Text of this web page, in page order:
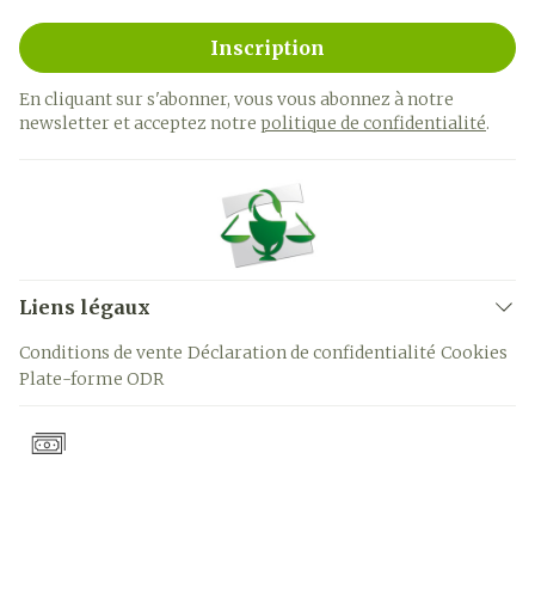
Inscription
En cliquant sur s'abonner, vous vous abonnez à notre
newsletter et acceptez notre politique de confidentialité.
Liens légaux
Conditions de vente Déclaration de confidentialité Cookies
Plate-forme ODR